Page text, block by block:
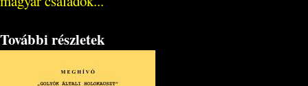
További részletek